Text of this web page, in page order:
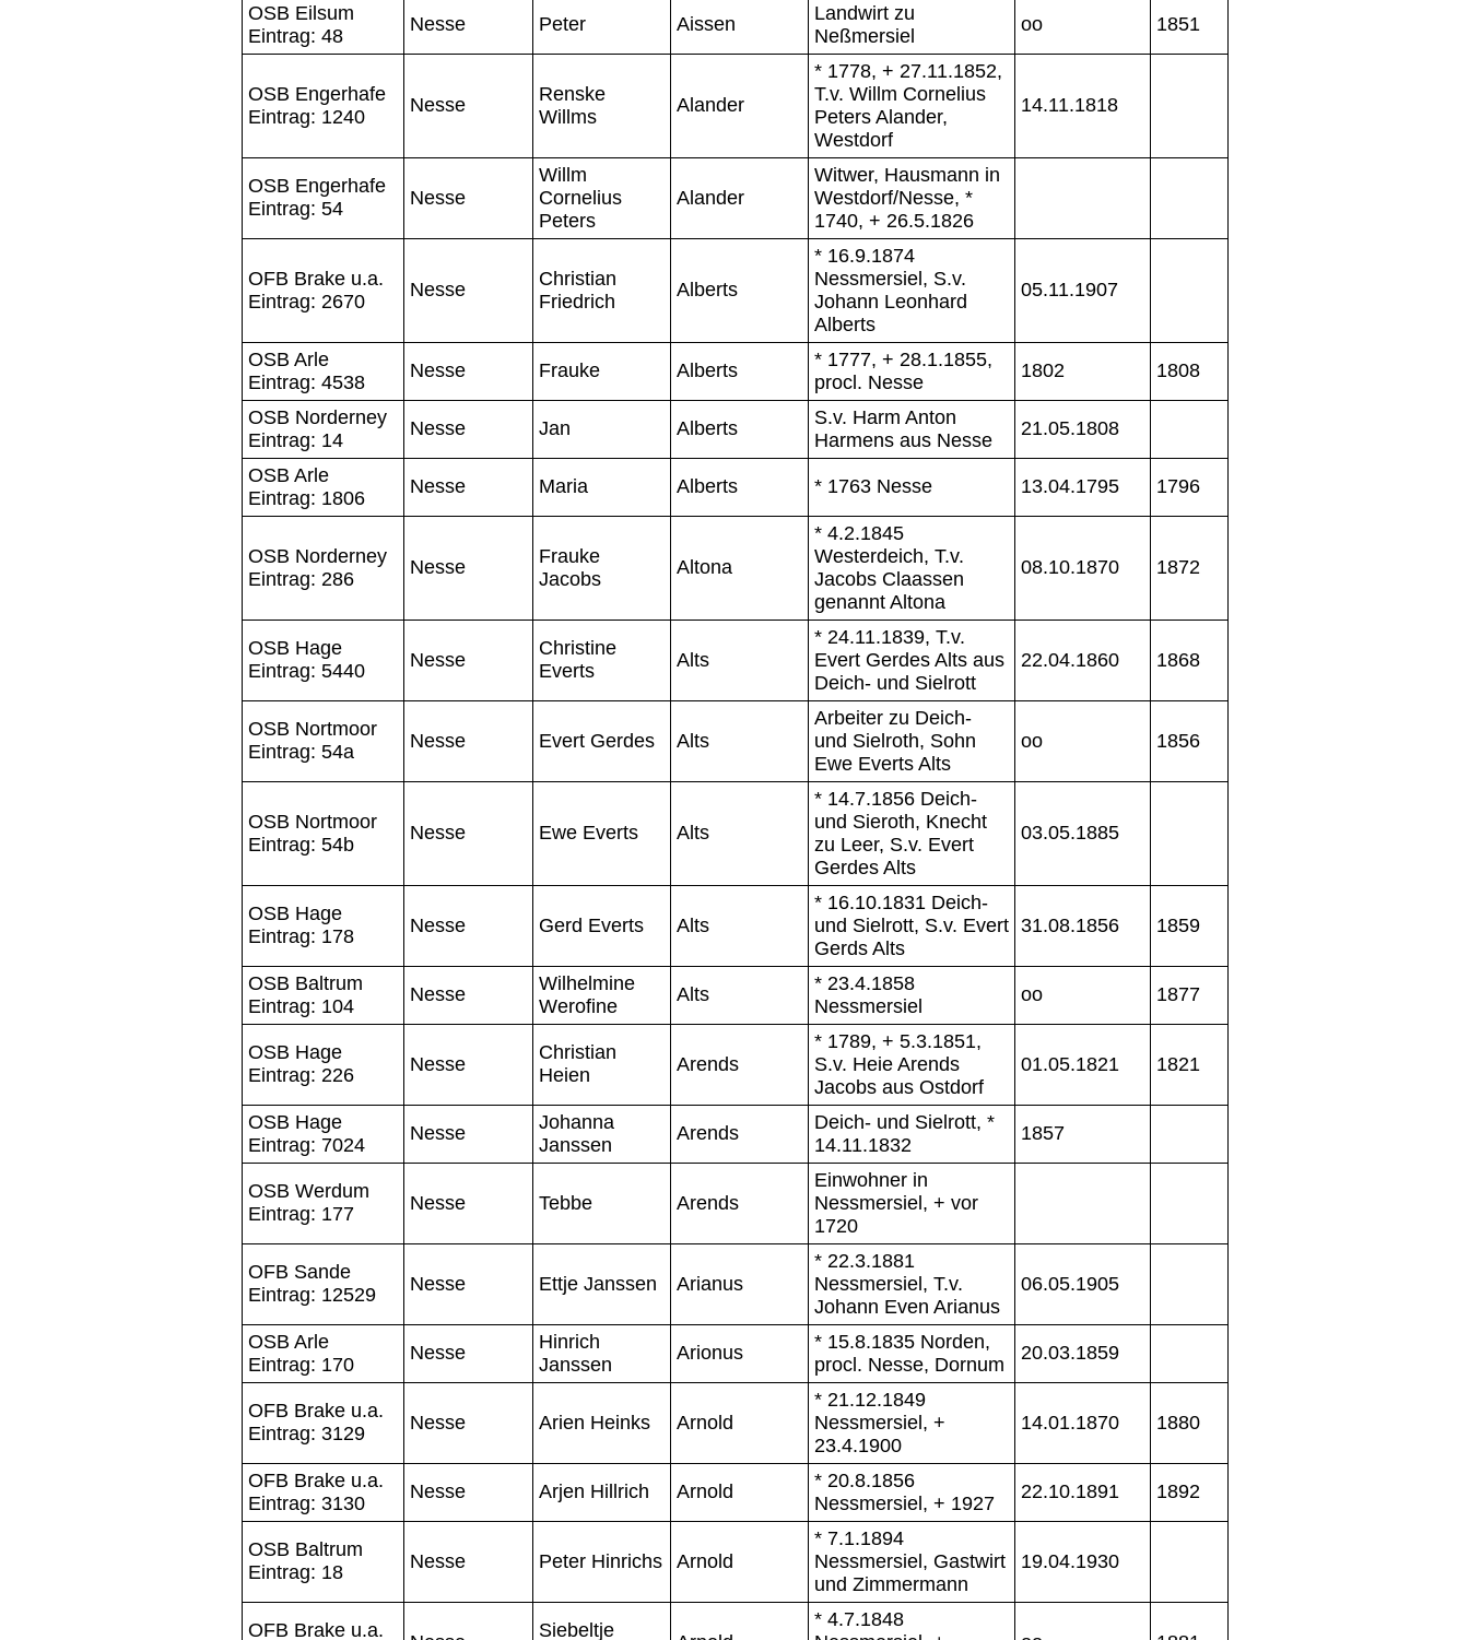
OSB Eilsum
Eintrag: 48
Nesse Peter Aissen
Landwirt zu
Neßmersiel
oo 1851
OSB Engerhafe
Eintrag: 1240
Nesse
Renske
Willms
Alander
* 1778, + 27.11.1852,
T.v. Willm Cornelius
Peters Alander,
Westdorf
14.11.1818
OSB Engerhafe
Eintrag: 54
Nesse
Willm
Cornelius
Peters
Alander
Witwer, Hausmann in
Westdorf/Nesse, *
1740, + 26.5.1826
OFB Brake u.a.
Eintrag: 2670
Nesse
Christian
Friedrich
Alberts
* 16.9.1874
Nessmersiel, S.v.
Johann Leonhard
Alberts
05.11.1907
OSB Arle
Eintrag: 4538
Nesse Frauke Alberts
* 1777, + 28.1.1855,
procl. Nesse
1802 1808
OSB Norderney
Eintrag: 14
Nesse Jan Alberts
S.v. Harm Anton
Harmens aus Nesse
21.05.1808
OSB Arle
Eintrag: 1806
Nesse Maria Alberts * 1763 Nesse 13.04.1795 1796
OSB Norderney
Eintrag: 286
Nesse
Frauke
Jacobs
Altona
* 4.2.1845
Westerdeich, T.v.
Jacobs Claassen
genannt Altona
08.10.1870 1872
OSB Hage
Eintrag: 5440
Nesse
Christine
Everts
Alts
* 24.11.1839, T.v.
Evert Gerdes Alts aus
Deich- und Sielrott
22.04.1860 1868
OSB Nortmoor
Eintrag: 54a
Nesse Evert Gerdes Alts
Arbeiter zu Deich-
und Sielroth, Sohn
Ewe Everts Alts
oo 1856
OSB Nortmoor
Eintrag: 54b
Nesse Ewe Everts Alts
* 14.7.1856 Deich-
und Sieroth, Knecht
zu Leer, S.v. Evert
Gerdes Alts
03.05.1885
OSB Hage
Eintrag: 178
Nesse Gerd Everts Alts
* 16.10.1831 Deich-
und Sielrott, S.v. Evert
Gerds Alts
31.08.1856 1859
OSB Baltrum
Eintrag: 104
Nesse
Wilhelmine
Werofine
Alts
* 23.4.1858
Nessmersiel
oo 1877
OSB Hage
Eintrag: 226
Nesse
Christian
Heien
Arends
* 1789, + 5.3.1851,
S.v. Heie Arends
Jacobs aus Ostdorf
01.05.1821 1821
OSB Hage
Eintrag: 7024
Nesse
Johanna
Janssen
Arends
Deich- und Sielrott, *
14.11.1832
1857
OSB Werdum
Eintrag: 177
Nesse Tebbe Arends
Einwohner in
Nessmersiel, + vor
1720
OFB Sande
Eintrag: 12529
Nesse Ettje Janssen Arianus
* 22.3.1881
Nessmersiel, T.v.
Johann Even Arianus
06.05.1905
OSB Arle
Eintrag: 170
Nesse
Hinrich
Janssen
Arionus
* 15.8.1835 Norden,
procl. Nesse, Dornum
20.03.1859
OFB Brake u.a.
Eintrag: 3129
Nesse Arien Heinks Arnold
* 21.12.1849
Nessmersiel, +
23.4.1900
14.01.1870 1880
OFB Brake u.a.
Eintrag: 3130
Nesse Arjen Hillrich Arnold
* 20.8.1856
Nessmersiel, + 1927
22.10.1891 1892
OSB Baltrum
Eintrag: 18
Nesse Peter Hinrichs Arnold
* 7.1.1894
Nessmersiel, Gastwirt
und Zimmermann
19.04.1930
OFB Brake u.a. Siebeltje
* 4.7.1848